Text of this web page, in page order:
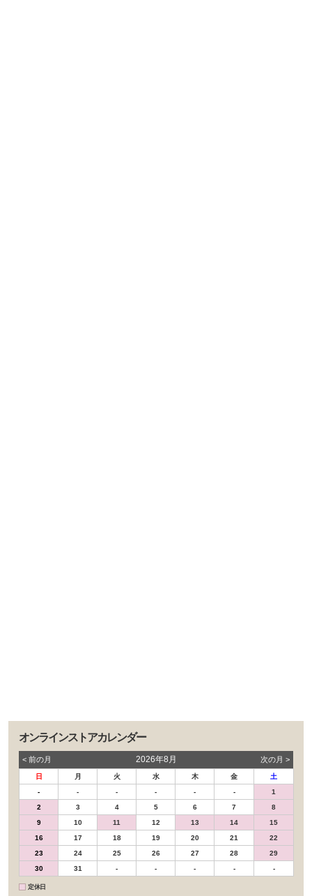
オンラインストアカレンダー
< 前の⽉ 2026年8月 次の⽉ >
日 月 火 水 木 金
土
-
- - - - -
1
2
3 4 5 6 7
8
9
10 11 12 13 14
15
16
17 18 19 20 21
22
23
24 25 26 27 28
29
30
31 - - - - -
定休日